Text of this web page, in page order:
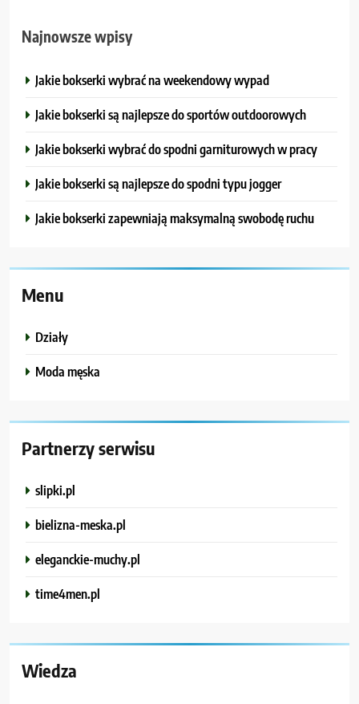
Najnowsze wpisy
Jakie bokserki wybrać na weekendowy wypad
Jakie bokserki są najlepsze do sportów outdoorowych
Jakie bokserki wybrać do spodni garniturowych w pracy
Jakie bokserki są najlepsze do spodni typu jogger
Jakie bokserki zapewniają maksymalną swobodę ruchu
Menu
Działy
Moda męska
Partnerzy serwisu
slipki.pl
bielizna-meska.pl
eleganckie-muchy.pl
time4men.pl
Wiedza